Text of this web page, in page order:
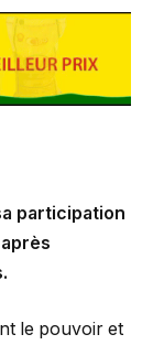
participation
le pouvoir et